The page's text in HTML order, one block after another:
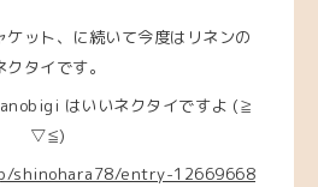
ケット、に続いて今度はリネンの
クタイです。
はいいネクタイですよ (≧
▽≦)
shinohara78/entry-12669668